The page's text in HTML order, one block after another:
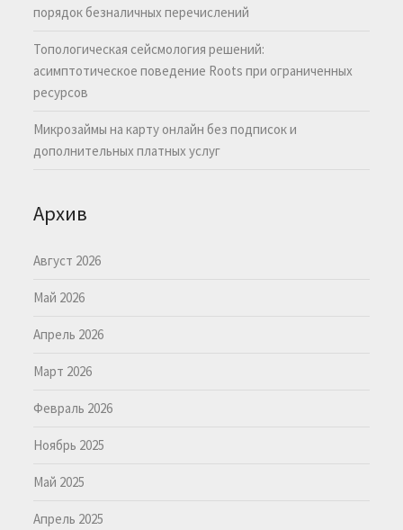
порядок безналичных перечислений
Топологическая сейсмология решений:
асимптотическое поведение Roots при ограниченных
ресурсов
Микрозаймы на карту онлайн без подписок и
дополнительных платных услуг
Архив
Август 2026
Май 2026
Апрель 2026
Март 2026
Февраль 2026
Ноябрь 2025
Май 2025
Апрель 2025